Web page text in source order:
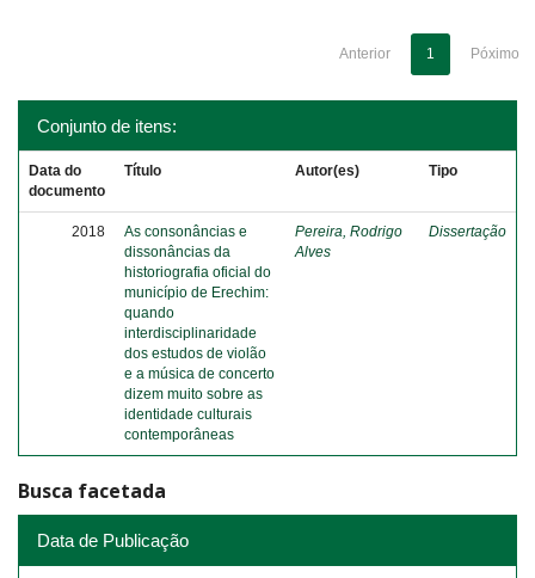
Anterior 1 Póximo
Conjunto de itens:
Data do
documento
Título Autor(es) Tipo
2018
As consonâncias e
dissonâncias da
historiografia oficial do
município de Erechim:
quando
interdisciplinaridade
dos estudos de violão
e a música de concerto
dizem muito sobre as
identidade culturais
contemporâneas
Pereira, Rodrigo
Alves
Dissertação
Busca facetada
Data de Publicação